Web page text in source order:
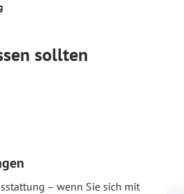
sollten
– wenn Sie sich mit